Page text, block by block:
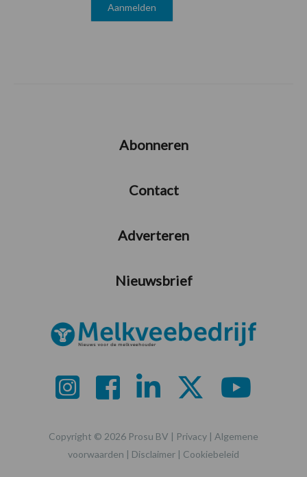
Abonneren
Contact
Adverteren
Nieuwsbrief
Copyright © 2026 Prosu BV | Privacy | Algemene
voorwaarden | Disclaimer | Cookiebeleid